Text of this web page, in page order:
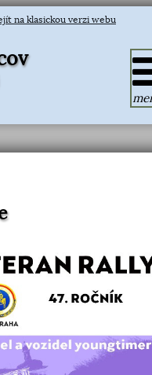
na klasickou verzi webu